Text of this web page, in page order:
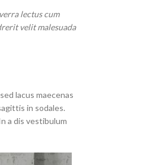
lectus cum
velit malesuada
lacus maecenas
in sodales.
a dis vestibulum